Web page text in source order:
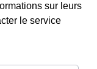
sur leurs
le service